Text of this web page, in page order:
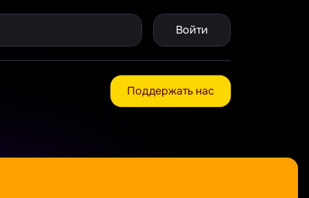
Войти
Поддержать нас